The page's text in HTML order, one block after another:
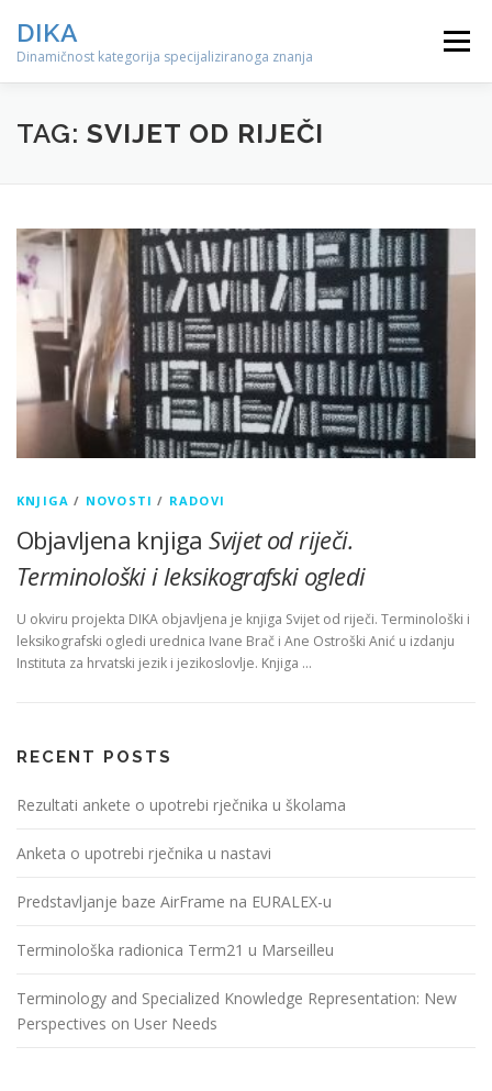
sadržaj
DIKA
Dinamičnost kategorija specijaliziranoga znanja
Izbornik
TAG: SVIJET OD RIJEČI
KNJIGA / NOVOSTI / RADOVI
Objavljena knjigaSvijet od riječi.
Terminološki i leksikografski ogledi
U okviru projekta DIKA objavljena je knjiga Svijet od riječi. Terminološki i
leksikografski ogledi urednica Ivane Brač i Ane Ostroški Anić u izdanju
Instituta za hrvatski jezik i jezikoslovlje. Knjiga …
RECENT POSTS
Rezultati ankete o upotrebi rječnika u školama
Anketa o upotrebi rječnika u nastavi
Predstavljanje baze AirFrame na EURALEX-u
Terminološka radionica Term21 u Marseilleu
Terminology and Specialized Knowledge Representation: New
Perspectives on User Needs